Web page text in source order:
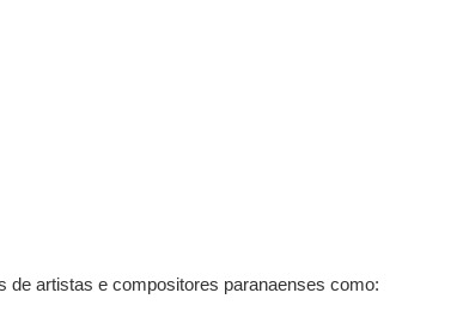
artistas e compositores paranaenses como: